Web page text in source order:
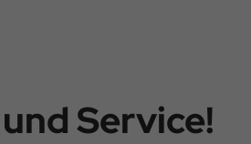
Service!